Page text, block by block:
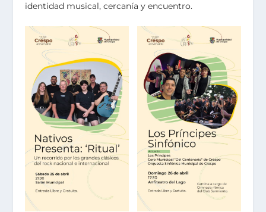
identidad musical, cercanía y encuentro.